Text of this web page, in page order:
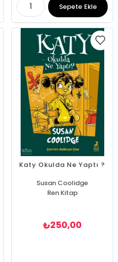
Sepete Ekle
Katy Okulda Ne Yaptı ?
Susan Coolidge
Ren Kitap
₺250,00